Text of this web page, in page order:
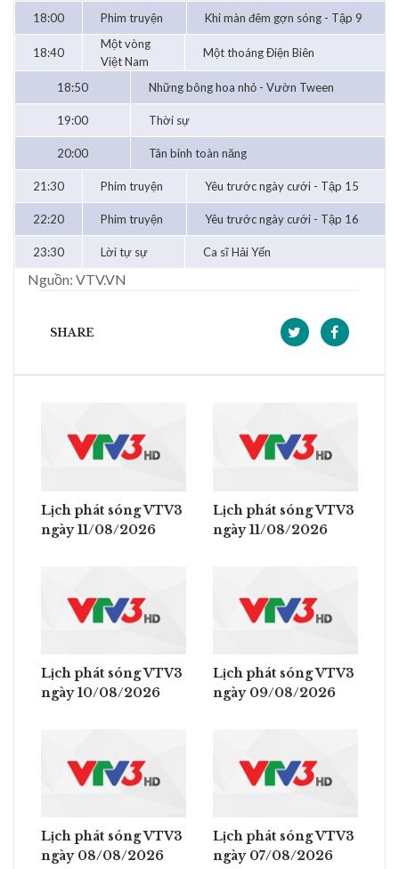
18:00 Phim truyện Khi màn đêm gợn sóng - Tập 9
18:40
Một vòng
Việt Nam
Một thoáng Điện Biên
18:50 Những bông hoa nhỏ - Vườn Tween
19:00 Thời sự
20:00 Tân binh toàn năng
21:30 Phim truyện Yêu trước ngày cưới - Tập 15
22:20 Phim truyện Yêu trước ngày cưới - Tập 16
23:30 Lời tự sự Ca sĩ Hải Yến
Nguồn: VTV.VN
SHARE
Lịch phát sóng VTV3
ngày 11/08/2026
Lịch phát sóng VTV3
ngày 11/08/2026
Lịch phát sóng VTV3
ngày 10/08/2026
Lịch phát sóng VTV3
ngày 09/08/2026
Lịch phát sóng VTV3
ngày 08/08/2026
Lịch phát sóng VTV3
ngày 07/08/2026